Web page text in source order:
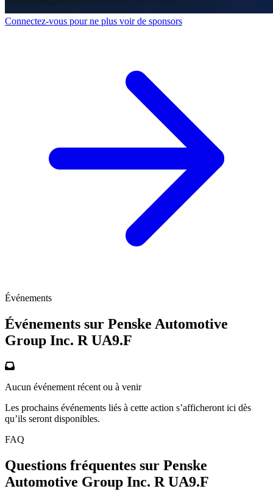
Connectez-vous pour ne plus voir de sponsors
Événements
Événements sur Penske Automotive
Group Inc. R UA9.F
Aucun événement récent ou à venir
Les prochains événements liés à cette action s’afficheront ici dès
qu’ils seront disponibles.
FAQ
Questions fréquentes sur Penske
Automotive Group Inc. R UA9.F